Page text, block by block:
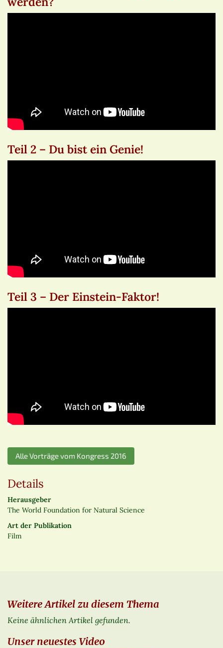
Teil 2 – Du bist ein Genie!
Teil 3 – Der Einstein-Faktor!
Alle Vorträge vom Kongress 2016
Details
Herausgeber
The World Foundation for Natural Science
Art der Publikation
Film
Weitere Artikel zu diesem Thema
Keine ähnlichen Artikel gefunden.
Unser neuestes Video